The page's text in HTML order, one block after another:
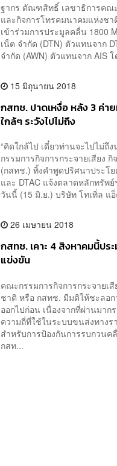
ฐากร ตัณฑสิทธิ์ เลขาธิการคณะ
และกิจการโทรคมนาคมแห่งช
เข้าร่วมการประมูลคลื่น 1800
เน็ต จำกัด (DTN) ตัวแทนจาก
จำกัด (AWN) ตัวแทนจาก AIS
15 มิถุนายน 2018
กสทช. ปาดเหงื่อ หลัง 3 ค่า
ใกล้ๆ ระวังไปไม่ถึง
“คิดใกล้ไป เดี๋ยวท่านจะไปไม่
กรรมการกิจการกระจายเสียง
(กสทช.) ทิ้งคำพูดปริศนาประโ
และ DTAC แจ้งตลาดหลักทรัพ
วันนี้ (15 มิ.ย.) บริษัท โทเทิ่ล แ
26 เมษายน 2018
กสทช. เคาะ 4 สิงหาคมนี้ป
แข่งขัน
คณะกรรมการกิจการกระจายเ
ชาติ หรือ กสทช. มีมติให้ชะลอ
ออกไปก่อน เนื่องจากที่ผ่านมา
ความถี่ที่ใช้ในระบบขนส่งทาง
สำหรับการป้องกันการรบกวน
กสท...